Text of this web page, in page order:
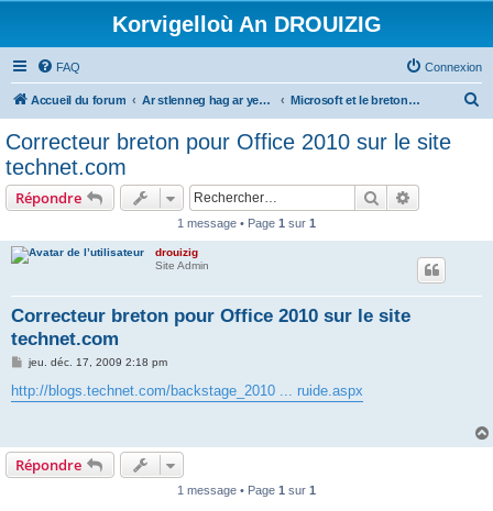
Korvigelloù An DROUIZIG
FAQ Connexion
Accueil du forum Ar stlenneg hag ar yezhoù bihan er bed a-bezh Microsoft et le breton - Microsoft and the Breton language
Correcteur breton pour Office 2010 sur le site
technet.com
Répondre Rechercher
1 message • Page 1 sur 1
drouizig
Site Admin
Correcteur breton pour Office 2010 sur le site
technet.com
M
s
s
jeu. déc. 17, 2009 2:18 pm
http://blogs.technet.com/backstage_2010 ... ruide.aspx
Répondre
1 message • Page 1 sur 1